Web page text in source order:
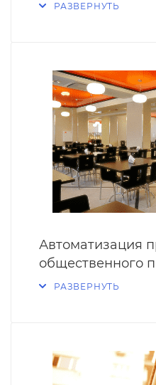
РАЗВЕРНУТЬ
Автоматизация
общественного
РАЗВЕРНУТЬ